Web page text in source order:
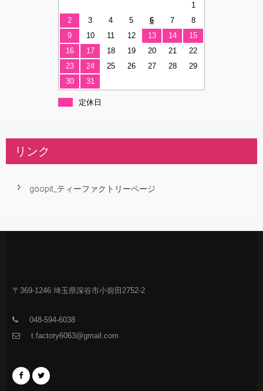
1
2
3 4 5 6 7
8
9
10 11 12 13 14
15
16
17 18 19 20 21
22
23
24 25 26 27 28
29
30
31
定休日
リンク
goopit_ティーファクトリーページ
〒369-1246 埼玉県深谷市小前田2752-2
048-594-6038
t.factory6063@gmail.com